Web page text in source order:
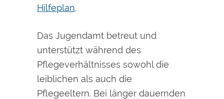
Hilfeplan.
Das Jugendamt betreut und
unterstützt während des
Pflegeverhältnisses sowohl die
leiblichen als auch die
Pflegeeltern. Bei länger dauernden